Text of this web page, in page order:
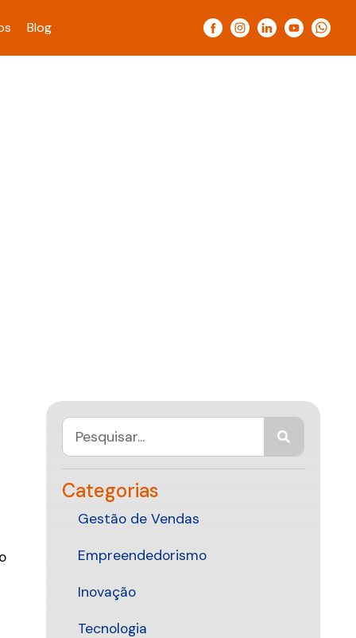
Blog
Categorias
Gestão de Vendas
Empreendedorismo
Inovação
Tecnologia